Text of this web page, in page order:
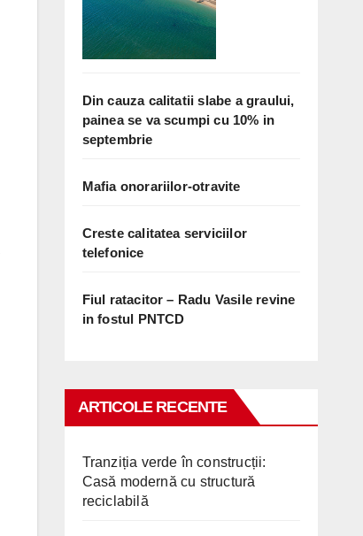
Din cauza calitatii slabe a graului,
painea se va scumpi cu 10% in
septembrie
Mafia onorariilor-otravite
Creste calitatea serviciilor
telefonice
Fiul ratacitor – Radu Vasile revine
in fostul PNTCD
ARTICOLE RECENTE
Tranziția verde în construcții:
Casă modernă cu structură
reciclabilă